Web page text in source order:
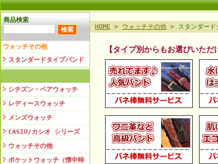
商品検索
ウォッチその他
スタンダードタイプバンド
シチズン・ペアウォッチ
レディースウォッチ
メンズウォッチ
CASIO/カシオ シリーズ
ウォッチその他
ポケットウォッチ（懐中時
HOME > ウォッチその他 > スタンダード
【タイプ別からもお選びいただ